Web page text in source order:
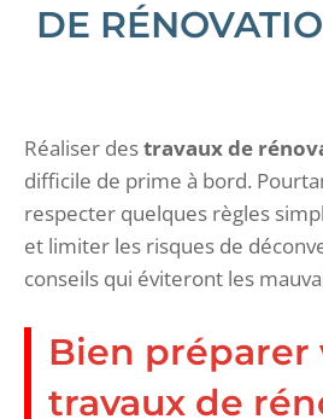
DE
Réaliser destravaux de
difficile de prime à bord.
respecter quelques règles
et limiter les risques de
conseils qui éviteront les
Bien préparer
travaux de